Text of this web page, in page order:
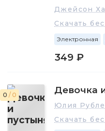
Джейсон
Скачать
Электронная
349 ₽
0 / 0 Девочка
Юлия
Скачать